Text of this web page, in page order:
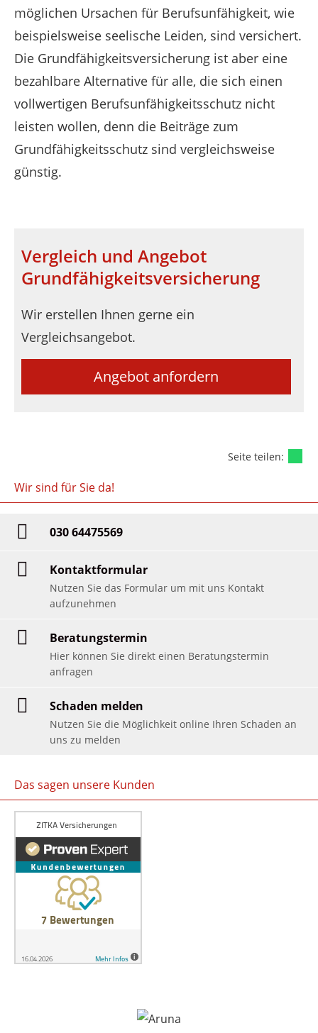
möglichen Ursachen für Berufsunfähigkeit, wie
beispielsweise seelische Leiden, sind versichert.
Die Grundfähigkeitsversicherung ist aber eine
bezahlbare Alternative für alle, die sich einen
vollwertigen Berufsunfähigkeitsschutz nicht
leisten wollen, denn die Beiträge zum
Grundfähigkeitsschutz sind vergleichsweise
günstig.
Vergleich und Angebot
Grundfähigkeitsversicherung
Wir erstellen Ihnen gerne ein
Vergleichsangebot.
Angebot anfordern
Seite teilen:
Wir sind für Sie da!
030 64475569
Kontaktformular
Nutzen Sie das Formular um mit uns Kontakt
aufzunehmen
Beratungstermin
Hier können Sie direkt einen Beratungstermin
anfragen
Schaden melden
Nutzen Sie die Möglichkeit online Ihren Schaden an
uns zu melden
Das sagen unsere Kunden